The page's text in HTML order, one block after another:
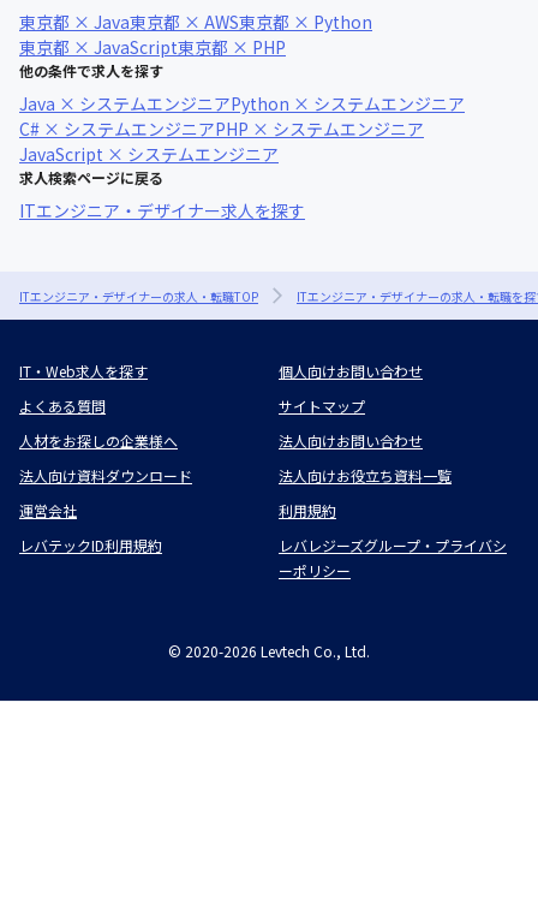
東京都 × Java東京都 × AWS東京都 × Python
東京都 × JavaScript東京都 × PHP
他の条件で求人を探す
Java × システムエンジニアPython × システムエンジニア
C# × システムエンジニアPHP × システムエンジニア
JavaScript × システムエンジニア
求人検索ページに戻る
ITエンジニア・デザイナー求人を探す
ITエンジニア・デザイナーの求人・転職TOP ITエンジニア・デザイナーの求人・転職を
IT・Web求人を探す
個人向けお問い合わせ
よくある質問
サイトマップ
人材をお探しの企業様へ
法人向けお問い合わせ
法人向け資料ダウンロード
法人向けお役立ち資料一覧
運営会社
利用規約
レバテックID利用規約
レバレジーズグループ・プライバシ
ーポリシー
© 2020-2026 Levtech Co., Ltd.